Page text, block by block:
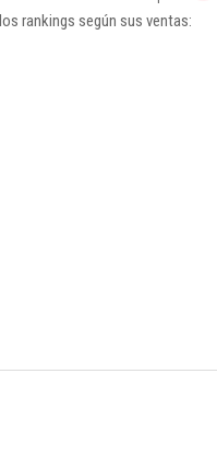
rankings según sus ventas: